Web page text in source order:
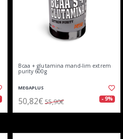
Bcaa + glutamina mand-lim extrem
purity 600g
MEGAPLUS
50,82€ 55,90€ - 9%